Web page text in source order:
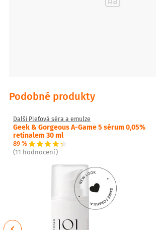
Podobné produkty
Další Pleťová séra a emulze
Geek & Gorgeous A-Game 5 sérum 0,05%
retinalem 30 ml
89 %
(11 hodnocení)